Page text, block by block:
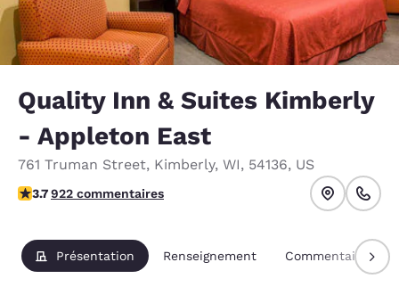
Quality Inn & Suites Kimberly
- Appleton East
761 Truman Street, Kimberly, WI, 54136, US
3.74 étoiles. Bien.
3.7922 commentaires
Présentation Renseignement Commentaires